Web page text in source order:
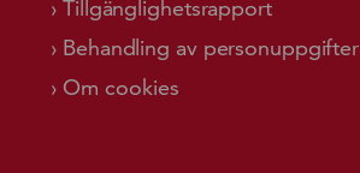
Tillgänglighetsrapport
Behandling av personuppgifter
Om cookies